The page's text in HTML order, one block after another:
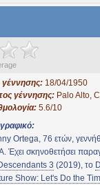
18/04/1950
γέννησης: Palo Alto,
5.6/10
Ortega, 76 ετών,
Έχει σκηνοθετήσει
3 (2019), το
Show: Let's Do the